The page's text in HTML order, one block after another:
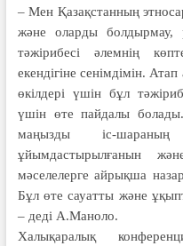
– Мен Қазақстанның
және оларды
тәжірибесі әлемнің
екендігіне сенімдімін.
өкілдері үшін бұл
үшін өте пайдалы
маңызды іс-
ұйымдастырылғанын
мәселелерге айрықша
Бұл өте сауатты және
– деді А.Маноло.
Халықаралық